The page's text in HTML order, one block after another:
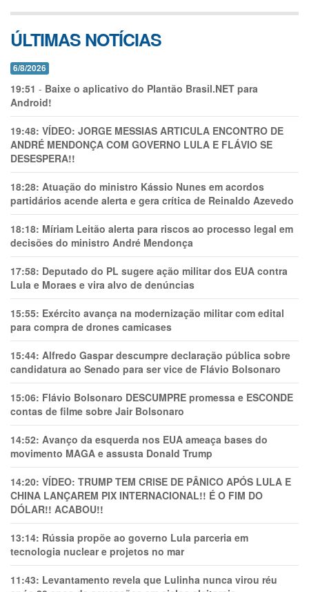
ÚLTIMAS NOTÍCIAS
6/8/2026
19:51 - Baixe o aplicativo do Plantão Brasil.NET para
Android!
19:48: VÍDEO: JORGE MESSIAS ARTICULA ENCONTRO DE
ANDRÉ MENDONÇA COM GOVERNO LULA E FLÁVIO SE
DESESPERA!!
18:28: Atuação do ministro Kássio Nunes em acordos
partidários acende alerta e gera crítica de Reinaldo Azevedo
18:18: Míriam Leitão alerta para riscos ao processo legal em
decisões do ministro André Mendonça
17:58: Deputado do PL sugere ação militar dos EUA contra
Lula e Moraes e vira alvo de denúncias
15:55: Exército avança na modernização militar com edital
para compra de drones camicases
15:44: Alfredo Gaspar descumpre declaração pública sobre
candidatura ao Senado para ser vice de Flávio Bolsonaro
15:06: Flávio Bolsonaro DESCUMPRE promessa e ESCONDE
contas de filme sobre Jair Bolsonaro
14:52: Avanço da esquerda nos EUA ameaça bases do
movimento MAGA e assusta Donald Trump
14:20: VÍDEO: TRUMP TEM CRlSE DE PÂNlCO APÓS LULA E
CHINA LANÇAREM PIX INTERNACIONAL!! É O FIM DO
DÓLAR!! ACABOU!!
13:14: Rússia propõe ao governo Lula parceria em
tecnologia nuclear e projetos no mar
11:43: Levantamento revela que Lulinha nunca virou réu